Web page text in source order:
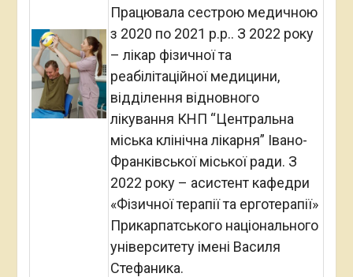
Працювала сестрою медичною
з 2020 по 2021 р.р.. З 2022 року
– лікар фізичної та
реабілітаційної медицини,
відділення відновного
лікування КНП “Центральна
міська клінічна лікарня” Івано-
Франківської міської ради. З
2022 року – асистент кафедри
«Фізичної терапії та ерготерапії»
Прикарпатського національного
університету імені Василя
Стефаника.